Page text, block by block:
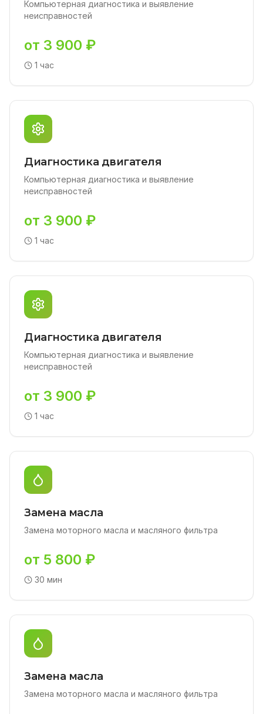
Компьютерная диагностика и выявление
неисправностей
от 3 900 ₽
1 час
Диагностика двигателя
Компьютерная диагностика и выявление
неисправностей
от 3 900 ₽
1 час
Диагностика двигателя
Компьютерная диагностика и выявление
неисправностей
от 3 900 ₽
1 час
Замена масла
Замена моторного масла и масляного фильтра
от 5 800 ₽
30 мин
Замена масла
Замена моторного масла и масляного фильтра